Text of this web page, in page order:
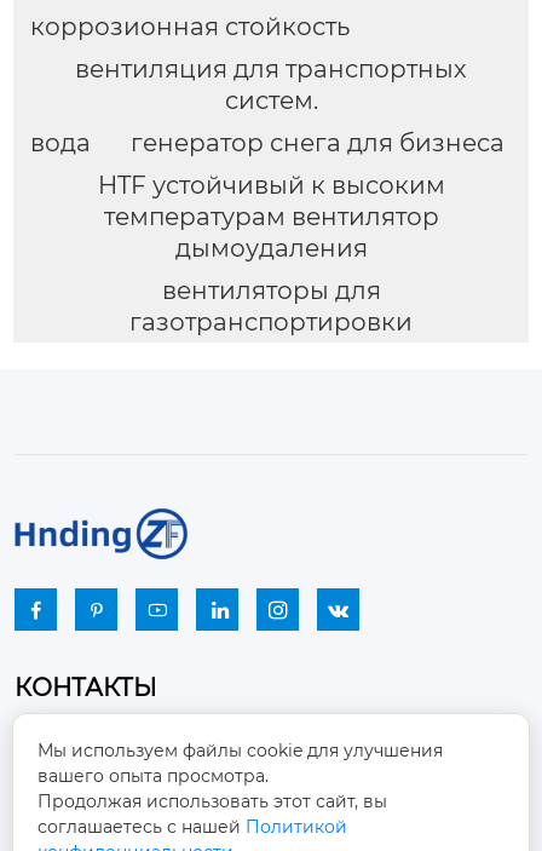
коррозионная стойкость
вентиляция для транспортных
систем.
вода
генератор снега для бизнеса
HTF устойчивый к высоким
температурам вентилятор
дымоудаления
вентиляторы для
газотранспортировки
     
КОНТАКТЫ

Промышленный парк, город Наньцзяо,
район Чжоуцунь, город Цзыбо, провинция
Шаньдун
winston-xu@hengdingfan.com
Мы используем файлы cookie для улучшения
вашего опыта просмотра.
Продолжая использовать этот сайт, вы
соглашаетесь с нашей Политикой